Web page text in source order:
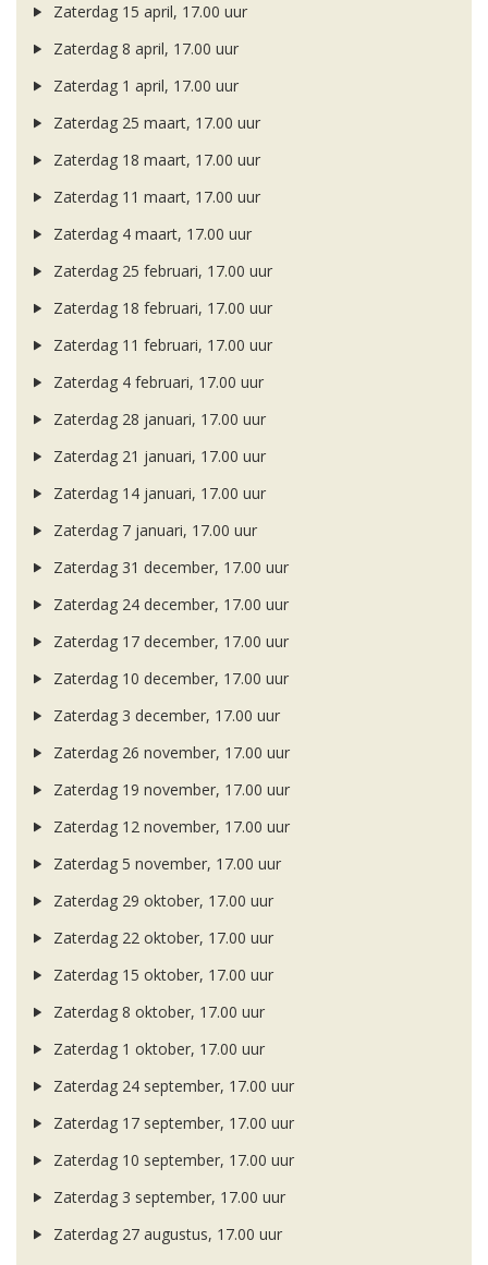
Zaterdag 15 april, 17.00 uur
Zaterdag 8 april, 17.00 uur
Zaterdag 1 april, 17.00 uur
Zaterdag 25 maart, 17.00 uur
Zaterdag 18 maart, 17.00 uur
Zaterdag 11 maart, 17.00 uur
Zaterdag 4 maart, 17.00 uur
Zaterdag 25 februari, 17.00 uur
Zaterdag 18 februari, 17.00 uur
Zaterdag 11 februari, 17.00 uur
Zaterdag 4 februari, 17.00 uur
Zaterdag 28 januari, 17.00 uur
Zaterdag 21 januari, 17.00 uur
Zaterdag 14 januari, 17.00 uur
Zaterdag 7 januari, 17.00 uur
Zaterdag 31 december, 17.00 uur
Zaterdag 24 december, 17.00 uur
Zaterdag 17 december, 17.00 uur
Zaterdag 10 december, 17.00 uur
Zaterdag 3 december, 17.00 uur
Zaterdag 26 november, 17.00 uur
Zaterdag 19 november, 17.00 uur
Zaterdag 12 november, 17.00 uur
Zaterdag 5 november, 17.00 uur
Zaterdag 29 oktober, 17.00 uur
Zaterdag 22 oktober, 17.00 uur
Zaterdag 15 oktober, 17.00 uur
Zaterdag 8 oktober, 17.00 uur
Zaterdag 1 oktober, 17.00 uur
Zaterdag 24 september, 17.00 uur
Zaterdag 17 september, 17.00 uur
Zaterdag 10 september, 17.00 uur
Zaterdag 3 september, 17.00 uur
Zaterdag 27 augustus, 17.00 uur